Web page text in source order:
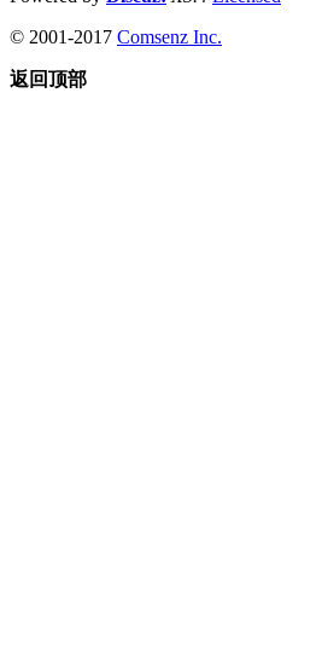
© 2001-2017 Comsenz Inc.
返回顶部